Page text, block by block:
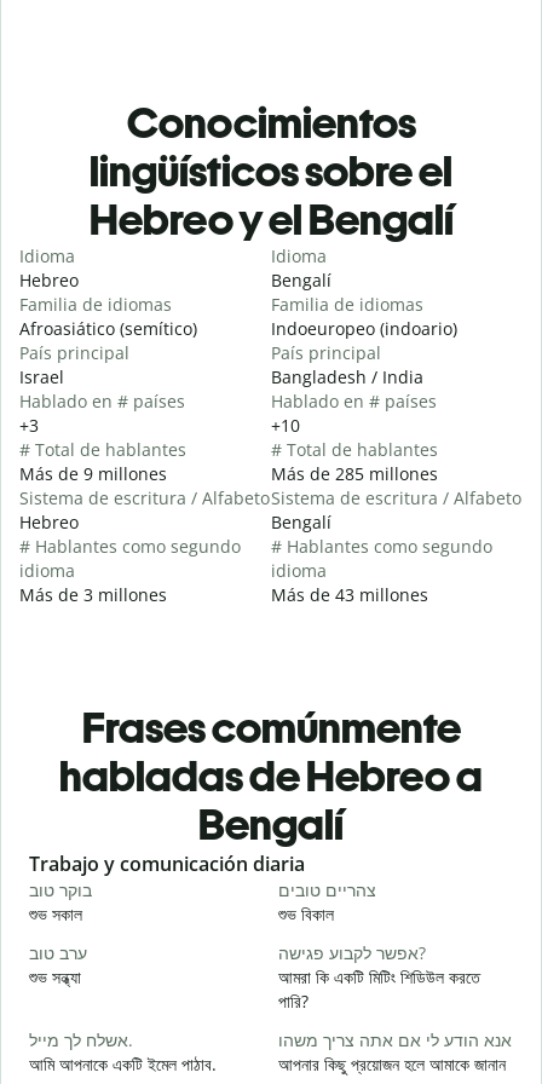
Conocimientos
lingüísticos sobre el
Hebreo y el Bengalí
Idioma
Hebreo
Familia de idiomas
Afroasiático (semítico)
País principal
Israel
Hablado en # países
+3
# Total de hablantes
Más de 9 millones
Sistema de escritura / Alfabeto
Hebreo
# Hablantes como segundo
idioma
Más de 3 millones
Idioma
Bengalí
Familia de idiomas
Indoeuropeo (indoario)
País principal
Bangladesh / India
Hablado en # países
+10
# Total de hablantes
Más de 285 millones
Sistema de escritura / Alfabeto
Bengalí
# Hablantes como segundo
idioma
Más de 43 millones
Frases comúnmente
habladas de Hebreo a
Bengalí
Slide 1 of 6
Trabajo y comunicación diaria
בוקר טוב
শুভ সকাল
צהריים טובים
শুভ বিকাল
ערב טוב
শুভ সন্ধ্যা
אפשר לקבוע פגישה?
আমরা কি একটি মিটিং শিডিউল করতে
পারি?
אשלח לך מייל.
আমি আপনাকে একটি ইমেল পাঠাব.
אנא הודע לי אם אתה צריך משהו
আপনার কিছু প্রয়োজন হলে আমাকে জানান